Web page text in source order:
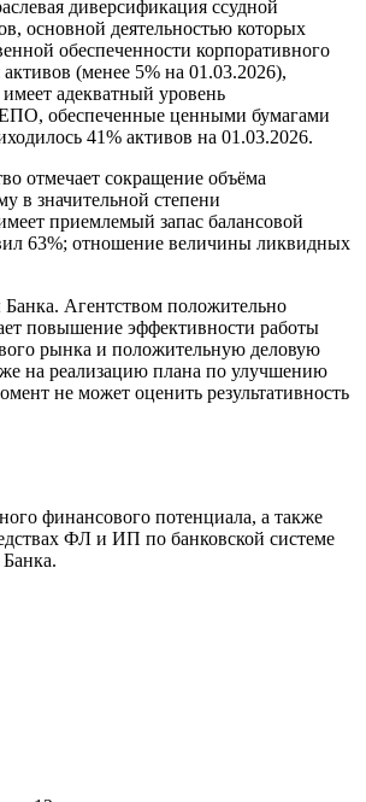
диверсификация ссудной
основной деятельностью которых
обеспеченности корпоративного
(менее 5% на 01.03.2026),
адекватный уровень
обеспеченные ценными бумагами
41% активов на 01.03.2026.
отмечает сокращение объёма
в значительной степени
приемлемый запас балансовой
63%; отношение величины ликвидных
Агентством положительно
повышение эффективности работы
рынка и положительную деловую
на реализацию плана по улучшению
не может оценить результативность
финансового потенциала, а также
ФЛ и ИП по банковской системе